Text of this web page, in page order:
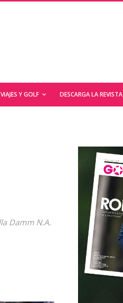
VIAJES Y GOLF DESCARGA LA REVISTA
Damm N.A.